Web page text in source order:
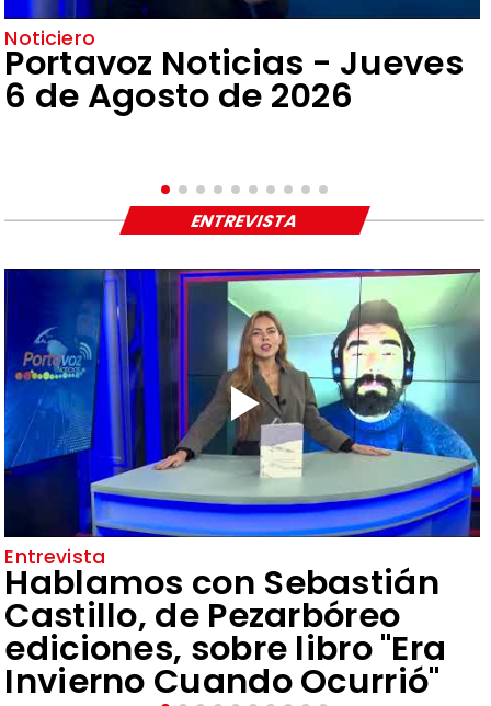
Noticiero
Portavoz Noticias - Jueves
6 de Agosto de 2026
Entrevista
Hablamos con Sebastián
Castillo, de Pezarbóreo
ediciones, sobre libro "Era
Invierno Cuando Ocurrió"
ENTREVISTA